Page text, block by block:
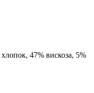
47% вискоза, 5%